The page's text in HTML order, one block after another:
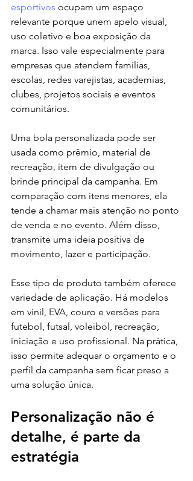
esportivos ocupam um espaço
relevante porque unem apelo visual,
uso coletivo e boa exposição da
marca. Isso vale especialmente para
empresas que atendem famílias,
escolas, redes varejistas, academias,
clubes, projetos sociais e eventos
comunitários.
Uma bola personalizada pode ser
usada como prêmio, material de
recreação, item de divulgação ou
brinde principal da campanha. Em
comparação com itens menores, ela
tende a chamar mais atenção no ponto
de venda e no evento. Além disso,
transmite uma ideia positiva de
movimento, lazer e participação.
Esse tipo de produto também oferece
variedade de aplicação. Há modelos
em vinil, EVA, couro e versões para
futebol, futsal, voleibol, recreação,
iniciação e uso profissional. Na prática,
isso permite adequar o orçamento e o
perfil da campanha sem ficar preso a
uma solução única.
Personalização não é
detalhe, é parte da
estratégia